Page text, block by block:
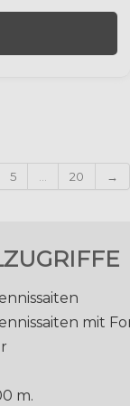
5 ... 20 →
mit
m.